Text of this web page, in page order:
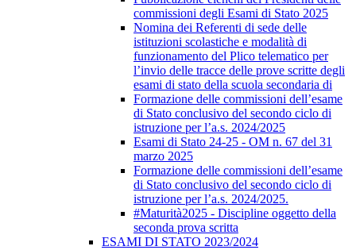
commissioni degli Esami di Stato 2025
Nomina dei Referenti di sede delle
istituzioni scolastiche e modalità di
funzionamento del Plico telematico per
l’invio delle tracce delle prove scritte degli
esami di stato della scuola secondaria di
Formazione delle commissioni dell’esame
di Stato conclusivo del secondo ciclo di
istruzione per l’a.s. 2024/2025
Esami di Stato 24-25 - OM n. 67 del 31
marzo 2025
Formazione delle commissioni dell’esame
di Stato conclusivo del secondo ciclo di
istruzione per l’a.s. 2024/2025.
#Maturità2025 - Discipline oggetto della
seconda prova scritta
ESAMI DI STATO 2023/2024